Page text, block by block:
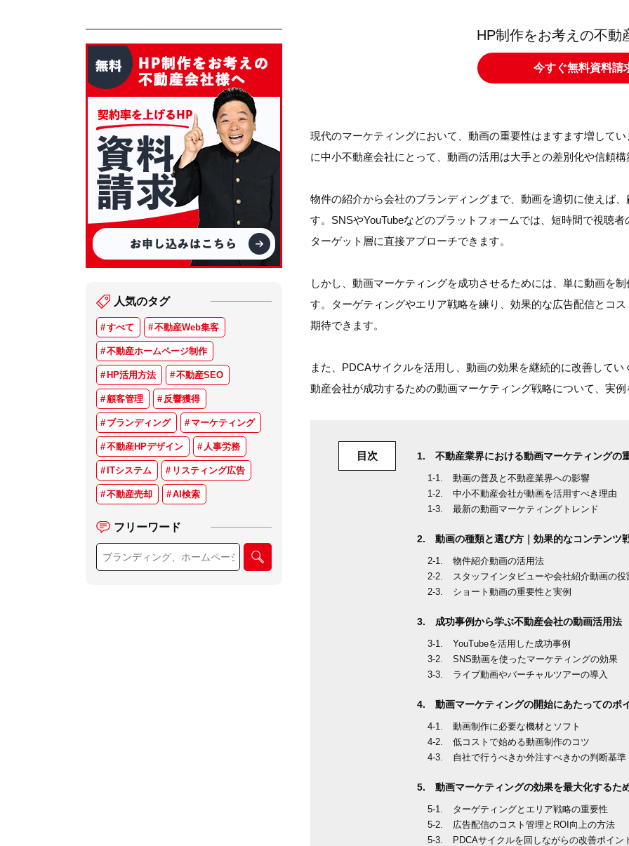
人気のタグ
すべて 不動産Web集客
不動産ホームページ制作
HP活用方法 不動産SEO
顧客管理 反響獲得
ブランディング マーケティング
不動産HPデザイン 人事労務
ITシステム リスティング広告
不動産売却 AI検索
フリーワード
HP制作をお考えの不動
今すぐ無料資料請
現代のマーケティングにおいて、動画の重要性はますます増して
に中小不動産会社にとって、動画の活用は大手との差別化や信頼構
物件の紹介から会社のブランディングまで、動画を適切に使えば
す。SNSやYouTubeなどのプラットフォームでは、短時間で視聴
ターゲット層に直接アプローチできます。
しかし、動画マーケティングを成功させるためには、単に動画を
す。ターゲティングやエリア戦略を練り、効果的な広告配信とコ
期待できます。
また、PDCAサイクルを活用し、動画の効果を継続的に改善して
動産会社が成功するための動画マーケティング戦略について、実例
目次 不動産業界における動画マーケティングの
動画の普及と不動産業界への影響
中小不動産会社が動画を活用すべき理由
最新の動画マーケティングトレンド
動画の種類と選び方｜効果的なコンテンツ
物件紹介動画の活用法
スタッフインタビューや会社紹介動画の役
ショート動画の重要性と実例
成功事例から学ぶ不動産会社の動画活用法
YouTubeを活用した成功事例
SNS動画を使ったマーケティングの効果
ライブ動画やバーチャルツアーの導入
動画マーケティングの開始にあたってのポ
動画制作に必要な機材とソフト
低コストで始める動画制作のコツ
自社で行うべきか外注すべきかの判断基準
動画マーケティングの効果を最大化するた
ターゲティングとエリア戦略の重要性
広告配信のコスト管理とROI向上の方法
PDCAサイクルを回しながらの改善ポイン